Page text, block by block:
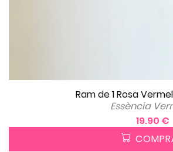
Ram de 1 Rosa
Essència
19.90 €